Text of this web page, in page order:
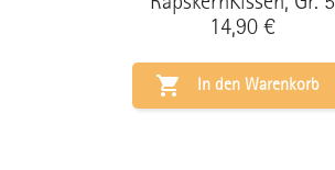
Preis
14,90 €
 In den Warenkorb